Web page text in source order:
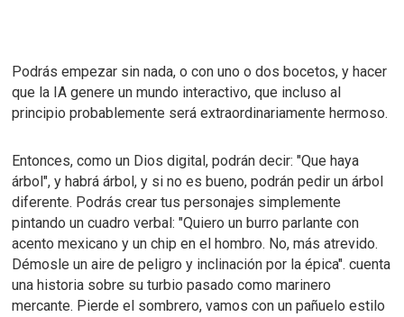
Podrás empezar sin nada, o con uno o dos bocetos, y hacer
que la IA genere un mundo interactivo, que incluso al
principio probablemente será extraordinariamente hermoso.
Entonces, como un Dios digital, podrán decir: "Que haya
árbol", y habrá árbol, y si no es bueno, podrán pedir un árbol
diferente. Podrás crear tus personajes simplemente
pintando un cuadro verbal: "Quiero un burro parlante con
acento mexicano y un chip en el hombro. No, más atrevido.
Démosle un aire de peligro y inclinación por la épica". cuenta
una historia sobre su turbio pasado como marinero
mercante. Pierde el sombrero, vamos con un pañuelo estilo